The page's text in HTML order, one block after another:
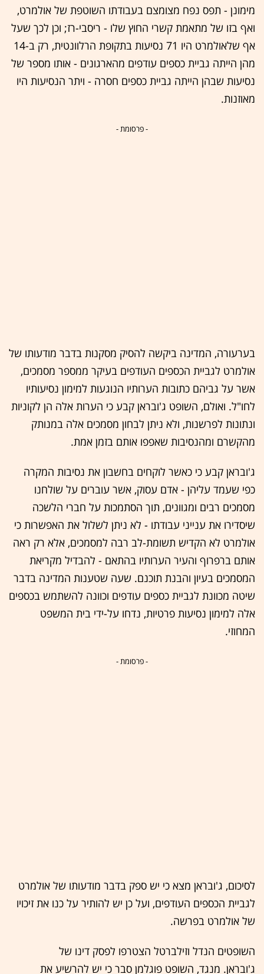
מימונן - תפס נפח מצומצם בעבודתו השוטפת של אולמרט,
ואף בזו של מתאמת קשרי החוץ שלו - ריסבי-רז; וכן לכך שעל
אף שלאולמרט היו 71 נסיעות בתקופת הרלוונטית, רק ב-14
מהן הייתה גביית כספים עודפים מהארגונים - אותו מספר של
נסיעות שבהן הייתה גביית כספים חסרה - ויתר הנסיעות היו
מאוזנות.
- פרסומת -
בערעורה, המדינה ביקשה להסיק מסקנות בדבר מודעותו של
אולמרט לגביית הכספים העודפים בעיקר ממספר מסמכים,
אשר על גביהם כתובות הערותיו הנוגעות למימון נסיעותיו
לחו"ל. ואולם, השופט ג'ובראן קבע כי הערות אלה הן לקוניות
ונתונות לפרשנות, ולא ניתן לבחון מסמכים אלה במנותק
מהקשרם ומהנסיבות שאפפו אותם בזמן אמת.
ג'ובראן קבע כי כאשר לוקחים בחשבון את נסיבות המקרה
כפי שעמד עליהן - אדם עסוק, אשר עוברים על שולחנו
מסמכים רבים ומגוונים, תוך הסתמכות על חברי הלשכה
שיסדירו את ענייני עבודתו - לא ניתן לשלול את האפשרות כי
אולמרט לא הקדיש תשומת-לב רבה למסמכים, אלא רק ראה
אותם ברפרוף והעיר הערותיו בהתאם - להבדיל מקריאת
המסמכים בעיון והבנת תוכנם. שעה שטענות המדינה בדבר
שיטה מכוונת לגביית כספים עודפים וכוונה להשתמש בכספים
אלה למימון נסיעות פרטיות, נדחו על-ידי בית המשפט
המחוזי.
- פרסומת -
לסיכום, ג'ובראן מצא כי יש ספק בדבר מודעותו של אולמרט
לגביית הכספים העודפים, ועל כן יש להותיר על כנו את זיכויו
של אולמרט בפרשה.
השופטים הנדל וזילברטל הצטרפו לפסק דינו של
ג'ובראן. מנגד, השופט פוגלמן סבר כי יש להרשיע את